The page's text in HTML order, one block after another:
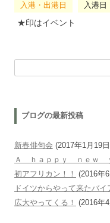
入港・出港日 入港日
★印はイベント
検索:
ブログの最新投稿
新春俳句会 (2017年1月19
Ａ ｈａｐｐｙ ｎｅｗ ｙ
初アフリカン！！
(2016年
ドイツからやって来たバイ
広大やってくる！
(2016年